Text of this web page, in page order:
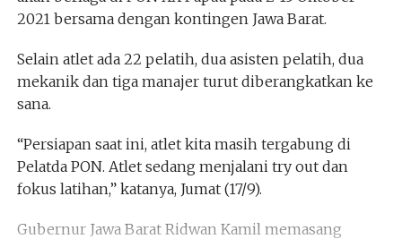
2021 bersama dengan kontingen Jawa Barat.
Selain atlet ada 22 pelatih, dua asisten pelatih, dua
mekanik dan tiga manajer turut diberangkatkan ke
sana.
“Persiapan saat ini, atlet kita masih tergabung di
Pelatda PON. Atlet sedang menjalani try out dan
fokus latihan,” katanya, Jumat (17/9).
Gubernur Jawa Barat Ridwan Kamil memasang